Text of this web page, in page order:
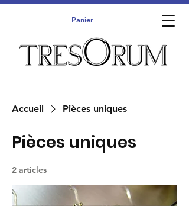
Panier
Accueil Pièces uniques
Pièces uniques
2 articles